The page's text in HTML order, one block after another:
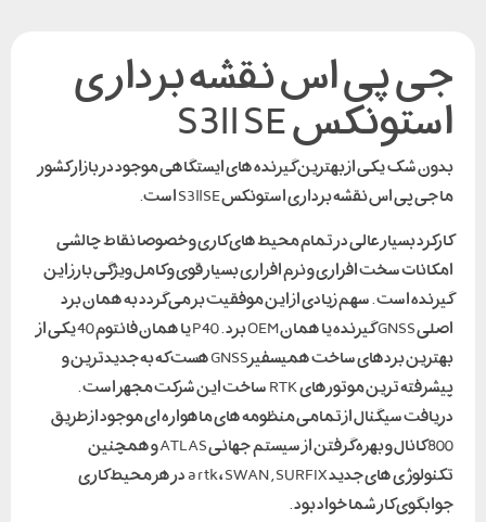
جی پی اس نقشه برداری
استونکس S3ll SE
بدون شک یکی از بهترین گیرنده های ایستگاهی موجود در بازار کشور
ما جی پی اس نقشه برداری استونکس S3ll SE است.
کارکرد بسیار عالی در تمام محیط های کاری و خصوصا نقاط چالشی
امکانات سخت افزاری و نرم افزاری بسیار قوی و کامل ویژگی بارز این
گیرنده است . سهم زیادی از این موفقیت بر می گردد به همان برد
اصلی GNSS گیرنده یا همان OEM برد . P40 یا همان فانتوم 40 یکی از
بهترین بردهای ساخت همیسفیرGNSS هست که به جدیدترین و
پیشرفته ترین موتورهای RTK ساخت این شرکت مجهز است .
دریافت سیگنال از تمامی منظومه های ماهواره ای موجود از طریق
800 کانال و بهره گرفتن از سیستم جهانی ATLAS و همچنین
تکنولوژی های جدید a rtk ، SWAN , SURFIX در هر محیط کاری
جوابگوی کار شما خواد بود .